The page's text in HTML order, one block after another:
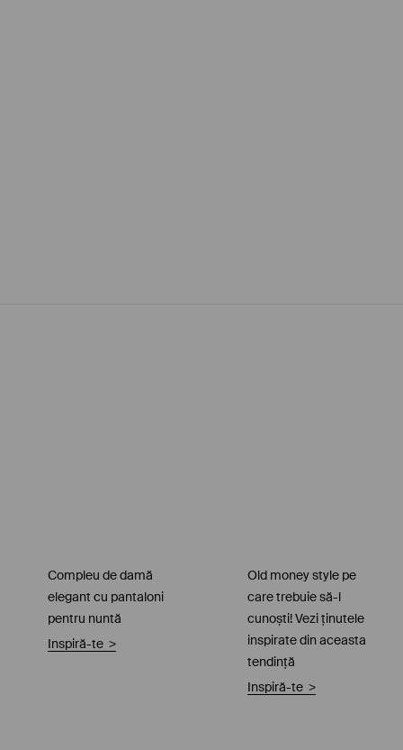
Compleu de damă
elegant cu pantaloni
pentru nuntă
Inspiră-te >
Old money style pe
care trebuie să-l
cunoști! Vezi ţinutele
inspirate din aceasta
tendinţă
Inspiră-te>